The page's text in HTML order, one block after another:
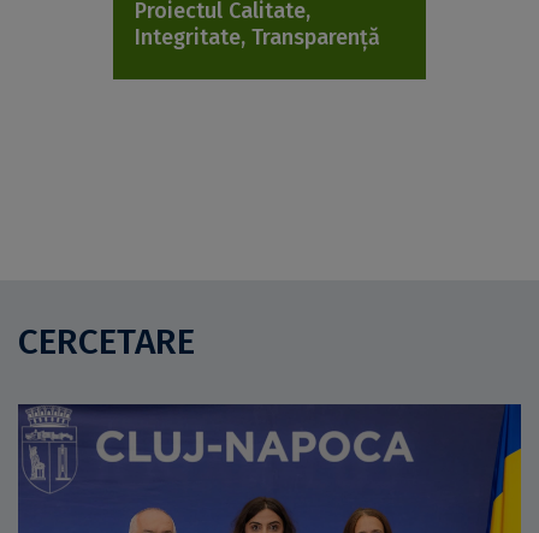
Proiectul Calitate,
Integritate, Transparență
CERCETARE